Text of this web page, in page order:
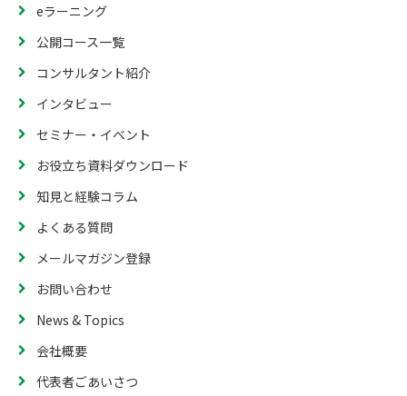
eラーニング
公開コース一覧
コンサルタント紹介
インタビュー
セミナー・イベント
お役立ち資料ダウンロード
知見と経験コラム
よくある質問
メールマガジン登録
お問い合わせ
News & Topics
会社概要
代表者ごあいさつ